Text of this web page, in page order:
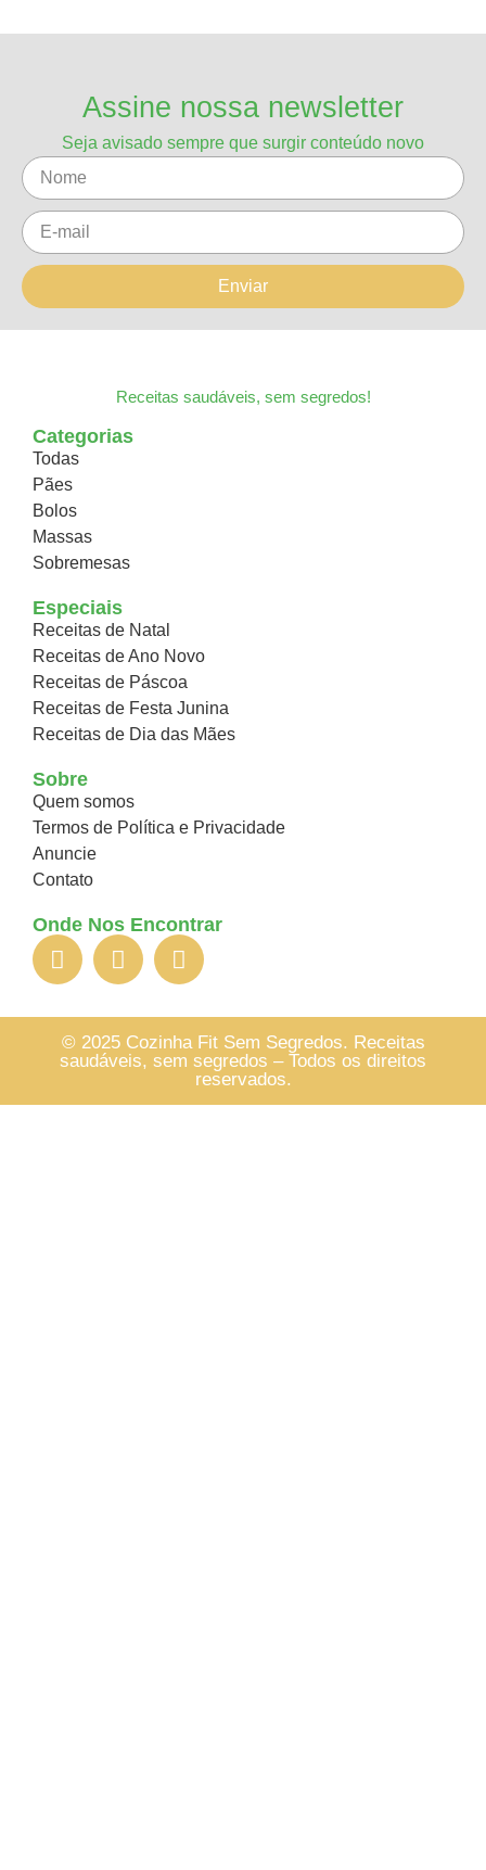
Assine nossa newsletter
Seja avisado sempre que surgir conteúdo novo
Enviar
Receitas saudáveis, sem segredos!
Categorias
Todas
Pães
Bolos
Massas
Sobremesas
Especiais
Receitas de Natal
Receitas de Ano Novo
Receitas de Páscoa
Receitas de Festa Junina
Receitas de Dia das Mães
Sobre
Quem somos
Termos de Política e Privacidade
Anuncie
Contato
Onde Nos Encontrar
© 2025 Cozinha Fit Sem Segredos. Receitas
saudáveis, sem segredos – Todos os direitos
reservados.